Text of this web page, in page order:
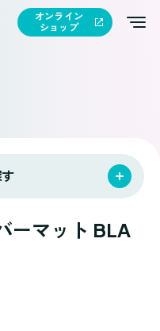
オンライン
ショップ
ーマット BLA